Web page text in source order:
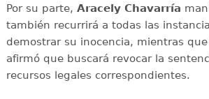
Por su parte, Aracely Chavarría
también recurrirá a todas las
demostrar su inocencia, mientras que
afirmó que buscará revocar la
recursos legales correspondientes.